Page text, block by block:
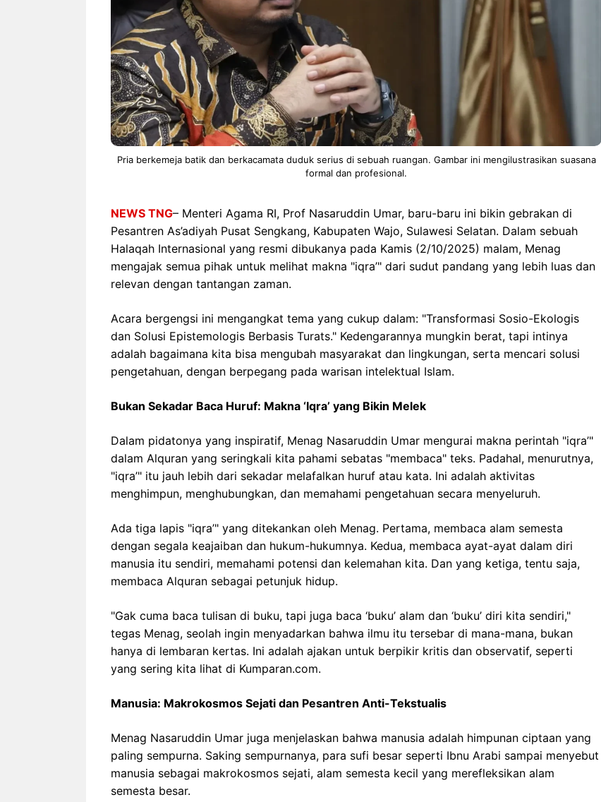
Pria berkemeja batik dan berkacamata duduk serius di sebuah ruangan. Gambar ini mengilustrasikan suasana
formal dan profesional.
NEWS TNG– Menteri Agama RI, Prof Nasaruddin Umar, baru-baru ini bikin gebrakan di
Pesantren As’adiyah Pusat Sengkang, Kabupaten Wajo, Sulawesi Selatan. Dalam sebuah
Halaqah Internasional yang resmi dibukanya pada Kamis (2/10/2025) malam, Menag
mengajak semua pihak untuk melihat makna "iqra’" dari sudut pandang yang lebih luas dan
relevan dengan tantangan zaman.
Acara bergengsi ini mengangkat tema yang cukup dalam: "Transformasi Sosio-Ekologis
dan Solusi Epistemologis Berbasis Turats." Kedengarannya mungkin berat, tapi intinya
adalah bagaimana kita bisa mengubah masyarakat dan lingkungan, serta mencari solusi
pengetahuan, dengan berpegang pada warisan intelektual Islam.
Bukan Sekadar Baca Huruf: Makna ‘Iqra’ yang Bikin Melek
Dalam pidatonya yang inspiratif, Menag Nasaruddin Umar mengurai makna perintah "iqra’"
dalam Alquran yang seringkali kita pahami sebatas "membaca" teks. Padahal, menurutnya,
"iqra’" itu jauh lebih dari sekadar melafalkan huruf atau kata. Ini adalah aktivitas
menghimpun, menghubungkan, dan memahami pengetahuan secara menyeluruh.
Ada tiga lapis "iqra’" yang ditekankan oleh Menag. Pertama, membaca alam semesta
dengan segala keajaiban dan hukum-hukumnya. Kedua, membaca ayat-ayat dalam diri
manusia itu sendiri, memahami potensi dan kelemahan kita. Dan yang ketiga, tentu saja,
membaca Alquran sebagai petunjuk hidup.
"Gak cuma baca tulisan di buku, tapi juga baca ‘buku’ alam dan ‘buku’ diri kita sendiri,"
tegas Menag, seolah ingin menyadarkan bahwa ilmu itu tersebar di mana-mana, bukan
hanya di lembaran kertas. Ini adalah ajakan untuk berpikir kritis dan observatif, seperti
yang sering kita lihat di Kumparan.com.
Manusia: Makrokosmos Sejati dan Pesantren Anti-Tekstualis
Menag Nasaruddin Umar juga menjelaskan bahwa manusia adalah himpunan ciptaan yang
paling sempurna. Saking sempurnanya, para sufi besar seperti Ibnu Arabi sampai menyebut
manusia sebagai makrokosmos sejati, alam semesta kecil yang merefleksikan alam
semesta besar.
Prasetyo Buka Restoran
Ayam Panggang! Cuma Rp
15 Ribu, Resep Rahasia
Mami Bikin Nagih!
Bandung Hadirkan Pesta All
You Can Eat Mulai Rp
145.000
TUM_ATUL yang Ubah
Hampers Jadi Bisnis Kece